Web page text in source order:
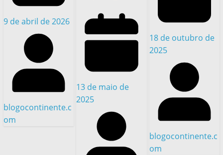
9 de abril de 2026
blogocontinente.c
om
13 de maio de
2025
18 de outubro de
2025
blogocontinente.c
om